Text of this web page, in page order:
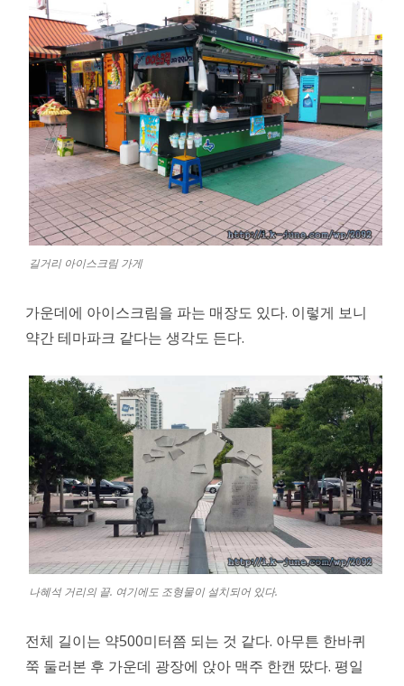
길거리 아이스크림 가게
가운데에 아이스크림을 파는 매장도 있다. 이렇게 보니
약간 테마파크 같다는 생각도 든다.
나혜석 거리의 끝. 여기에도 조형물이 설치되어 있다.
전체 길이는 약500미터쯤 되는 것 같다. 아무튼 한바퀴
쭉 둘러본 후 가운데 광장에 앉아 맥주 한캔 땄다. 평일